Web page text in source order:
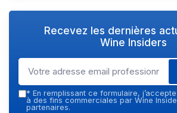
Recevez les dernières
Wine Insiders
* En remplissant ce formulaire,
à des fins commerciales par Wine
partenaires.